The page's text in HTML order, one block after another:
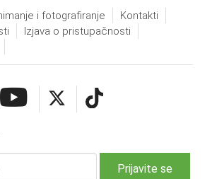
i fotografiranje
Kontakti
Izjava o pristupačnosti